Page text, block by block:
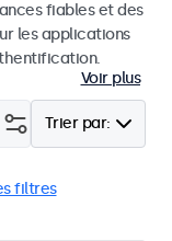
fiables et des
les applications
Voir plus
Trier par:
filtres